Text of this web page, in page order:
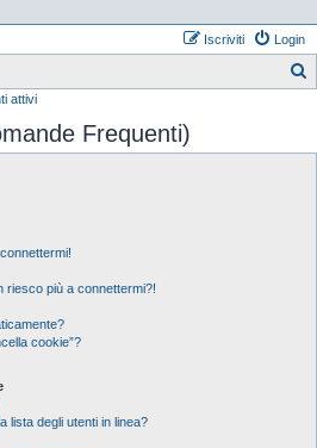
Login
Iscriviti
c
attivi
Frequenti)
riesco più a connettermi?!
cookie”?
lista degli utenti in linea?